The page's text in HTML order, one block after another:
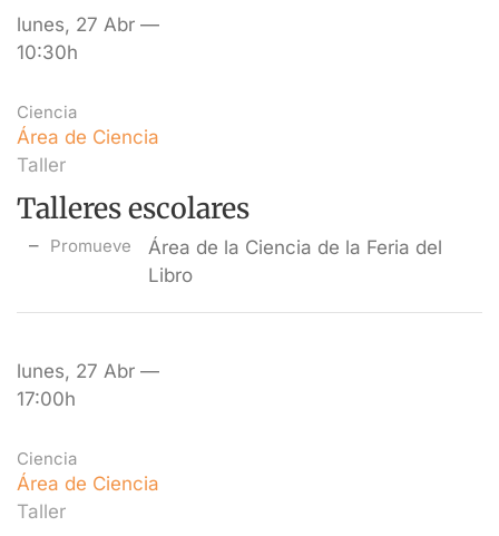
lunes, 27 Abr —
10:30h
Ciencia
Área de Ciencia
Taller
Talleres escolares
Promueve
Área de la Ciencia de la Feria del
Libro
lunes, 27 Abr —
17:00h
Ciencia
Área de Ciencia
Taller